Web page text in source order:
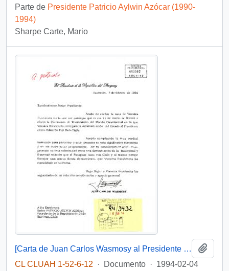
Parte de Presidente Patricio Aylwin Azócar (1990-
1994)
Sharpe Carte, Mario
[Carta de Juan Carlos Wasmosy al Presidente Patricio Aylwin Azócar]
CL CLUAH 1-52-6-12
· Documento · 1994-02-04